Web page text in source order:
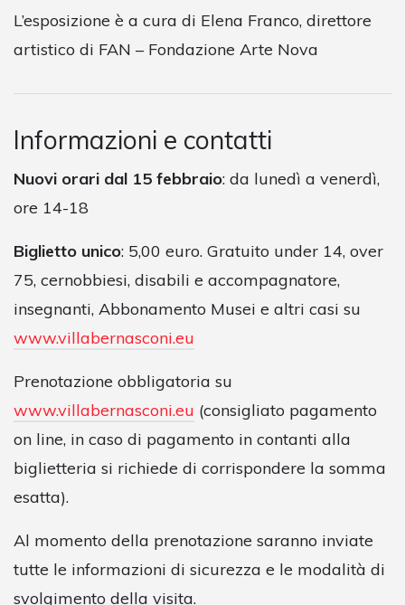
L’esposizione è a cura di Elena Franco, direttore
artistico di FAN – Fondazione Arte Nova
Informazioni e contatti
Nuovi orari dal 15 febbraio: da lunedì a venerdì,
ore 14-18
Biglietto unico: 5,00 euro. Gratuito under 14, over
75, cernobbiesi, disabili e accompagnatore,
insegnanti, Abbonamento Musei e altri casi su
www.villabernasconi.eu
Prenotazione obbligatoria su
www.villabernasconi.eu (consigliato pagamento
on line, in caso di pagamento in contanti alla
biglietteria si richiede di corrispondere la somma
esatta).
Al momento della prenotazione saranno inviate
tutte le informazioni di sicurezza e le modalità di
svolgimento della visita.